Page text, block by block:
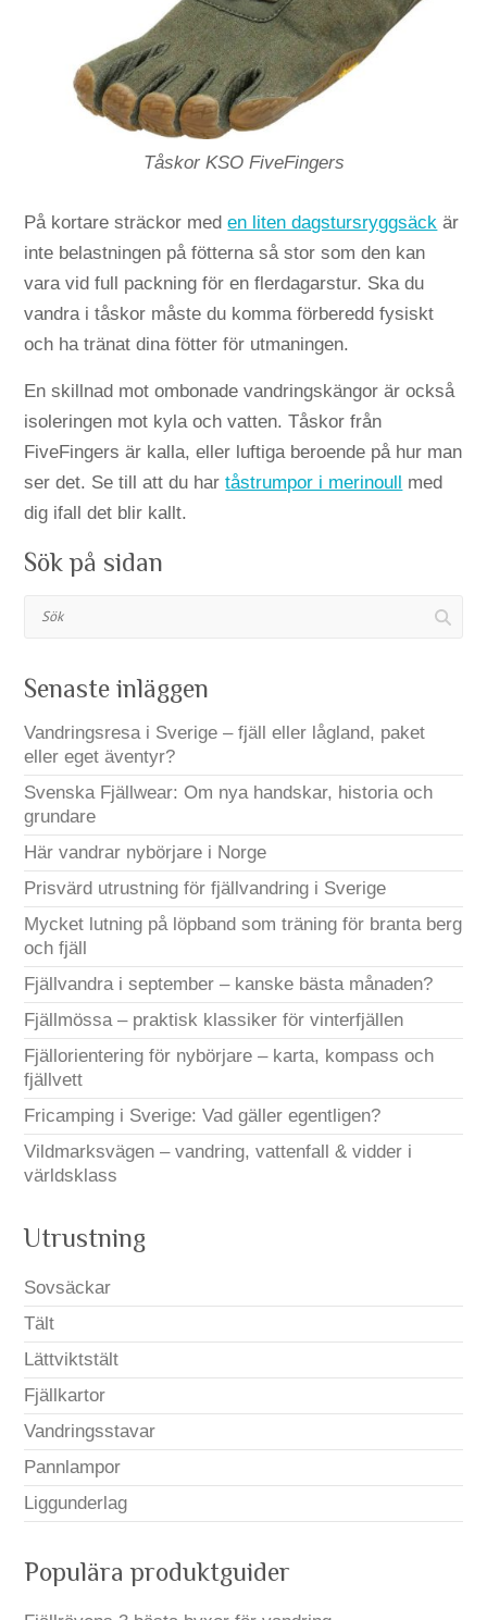
Tåskor KSO FiveFingers
På kortare sträckor meden liten dagstursryggsäck är
inte belastningen på fötterna så stor som den kan
vara vid full packning för en flerdagarstur. Ska du
vandra i tåskor måste du komma förberedd fysiskt
och ha tränat dina fötter för utmaningen.
En skillnad mot ombonade vandringskängor är också
isoleringen mot kyla och vatten. Tåskor från
FiveFingers är kalla, eller luftiga beroende på hur man
ser det. Se till att du hartåstrumpor i merinoull med
dig ifall det blir kallt.
Sök på sidan
Sök
Senaste inläggen
Vandringsresa i Sverige – fjäll eller lågland, paket
eller eget äventyr?
Svenska Fjällwear: Om nya handskar, historia och
grundare
Här vandrar nybörjare i Norge
Prisvärd utrustning för fjällvandring i Sverige
Mycket lutning på löpband som träning för branta berg
och fjäll
Fjällvandra i september – kanske bästa månaden?
Fjällmössa – praktisk klassiker för vinterfjällen
Fjällorientering för nybörjare – karta, kompass och
fjällvett
Fricamping i Sverige: Vad gäller egentligen?
Vildmarksvägen – vandring, vattenfall & vidder i
världsklass
Utrustning
Sovsäckar
Tält
Lättviktstält
Fjällkartor
Vandringsstavar
Pannlampor
Liggunderlag
Populära produktguider